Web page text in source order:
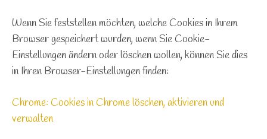
Wenn Sie feststellen möchten, welche Cookies in Ihrem
Browser gespeichert wurden, wenn Sie Cookie-
Einstellungen ändern oder löschen wollen, können Sie dies
in Ihren Browser-Einstellungen finden:
Chrome: Cookies in Chrome löschen, aktivieren und
verwalten